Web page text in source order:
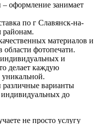
– оформление занимает
по г Славянск-на-
материалов и
фотопечати.
и
делает каждую
варианты
индивидуальных до
не просто услугу